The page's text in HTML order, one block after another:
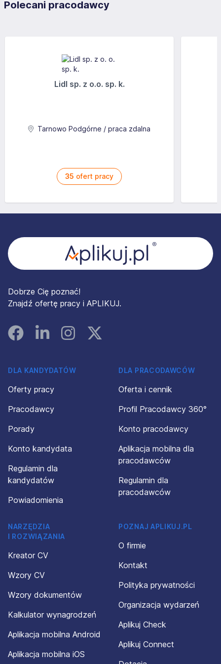
Polecani pracodawcy
Lidl sp. z o.o. sp. k.
Tarnowo Podgórne / praca zdalna
35 ofert pracy
Dobrze Cię poznać!
Znajdź ofertę pracy i APLIKUJ.
FacebookLinked InInstagramInstagram
DLA KANDYDATÓW
Oferty pracy
Pracodawcy
Porady
Konto kandydata
Regulamin dla
kandydatów
Powiadomienia
DLA PRACODAWCÓW
Oferta i cennik
Profil Pracodawcy 360°
Konto pracodawcy
Aplikacja mobilna dla
pracodawców
Regulamin dla
pracodawców
NARZĘDZIA
I ROZWIĄZANIA
Kreator CV
Wzory CV
Wzory dokumentów
Kalkulator wynagrodzeń
Aplikacja mobilna Android
Aplikacja mobilna iOS
POZNAJ APLIKUJ.PL
O firmie
Kontakt
Polityka prywatności
Organizacja wydarzeń
Aplikuj Check
Aplikuj Connect